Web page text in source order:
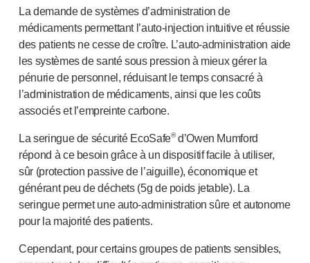
NOTRE EXPERTISE
Services pharmaceutiques
Capacités de fabrication
Gestion des opérations
Gestion de la chaîne d’approvisionnement
Outillage, technique et développement
Recherche et développement
Capacités de recherche et développement
Conception axée sur le patient
Gestion de projet
Partenariats
Services de qualité et de conformité réglementaire
Services de conception de dispositifs
Durabilité
B Corp
La demande de systèmes d’administration de
médicaments permettant l’auto-injection intuitive et réussie
des patients ne cesse de croître. L’auto-administration aide
les systèmes de santé sous pression à mieux gérer la
pénurie de personnel, réduisant le temps consacré à
l’administration de médicaments, ainsi que les coûts
associés et l’empreinte carbone.
La seringue de sécurité EcoSafe®d’Owen Mumford
répond à ce besoin grâce à un dispositif facile à utiliser,
sûr (protection passive de l’aiguille), économique et
générant peu de déchets (5g de poids jetable). La
seringue permet uneauto-administration sûre et autonome
pour la majorité des patients.
Cependant, pour certains groupes de patients sensibles,